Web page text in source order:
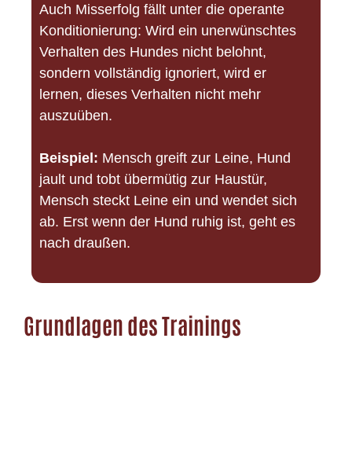
Auch Misserfolg fällt unter die operante
Konditionierung: Wird ein unerwünschtes
Verhalten des Hundes nicht belohnt,
sondern vollständig ignoriert, wird er
lernen, dieses Verhalten nicht mehr
auszuüben.
Beispiel: Mensch greift zur Leine, Hund
jault und tobt übermütig zur Haustür,
Mensch steckt Leine ein und wendet sich
ab. Erst wenn der Hund ruhig ist, geht es
nach draußen.
Grundlagen des Trainings